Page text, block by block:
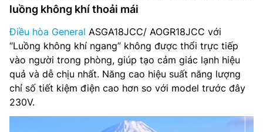
Chế độ tiết kiệm điện: Eco
Chế độ gió: Điều khiển lên xuống tự động, trái phải tùy
chỉnh tay
Kích thước cục lạnh: Đang cập nhật
Kích thước cục nóng: Đang cập nhật
Chất liệu dàn tản nhiệt: Đang cập nhật
luồng không khí thoải mái
Điều hòa General ASGA18JCC/ AOGR18JCC với
“Luồng không khí ngang” không được thổi trực tiếp
vào người trong phòng, giúp tạo cảm giác lạnh hiệu
quả và dễ chịu nhất. Năng cao hiệu suất năng lượng
chỉ số tiết kiệm điện cao hơn so với model trước đây
230V.